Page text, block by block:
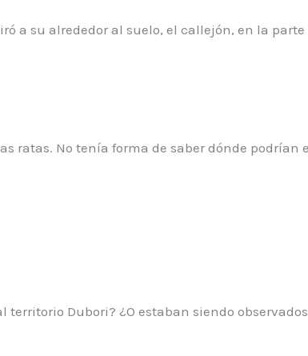
a su alrededor al suelo, el callejón, en la parte
ratas. No tenía forma de saber dónde podrían
Dubori? ¿O estaban siendo